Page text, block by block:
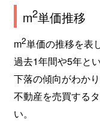
m2単価推移
m2単価の推移を表
過去1年間や5年と
下落の傾向がわかり
不動産を売買する
い。